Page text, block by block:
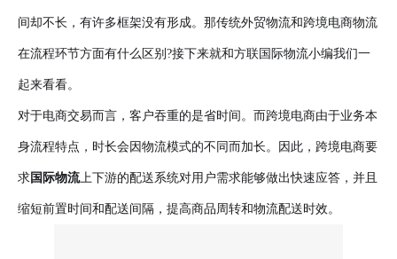
间却不长，有许多框架没有形成。那传统外贸物流和跨境电商物流
在流程环节方面有什么区别?接下来就和方联国际物流小编我们一
起来看看。
对于电商交易而言，客户吞重的是省时间。而跨境电商由于业务本
身流程特点，时长会因物流模式的不同而加长。因此，跨境电商要
求国际物流上下游的配送系统对用户需求能够做出快速应答，并且
缩短前置时间和配送间隔，提高商品周转和物流配送时效。